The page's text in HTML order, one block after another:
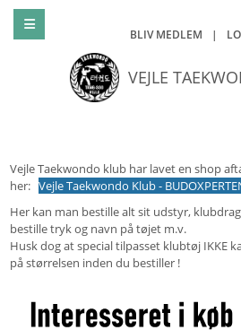
BLIV MEDLEM |
VEJLE
Vejle Taekwondo klub har lavet en shop
her: Vejle Taekwondo Klub -
Her kan man bestille alt sit udstyr,
bestille tryk og navn på tøjet m.v.
Husk dog at special tilpasset klubtøj IKKE
på størrelsen inden du bestiller !